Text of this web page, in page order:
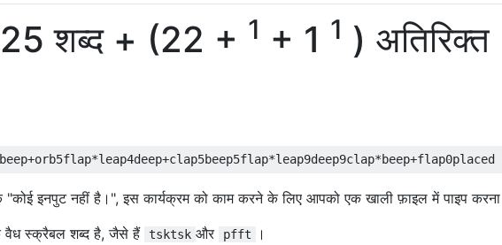
शब्द + (22 + 1 + 1 1 ) अतिरिक्त
इनपुट नहीं है।", इस कार्यक्रम को काम करने के लिए आपको एक खाली फ़ाइल में पाइप करना
वैध स्क्रैबल शब्द है, जैसे हैं tsktsk और pfft ।